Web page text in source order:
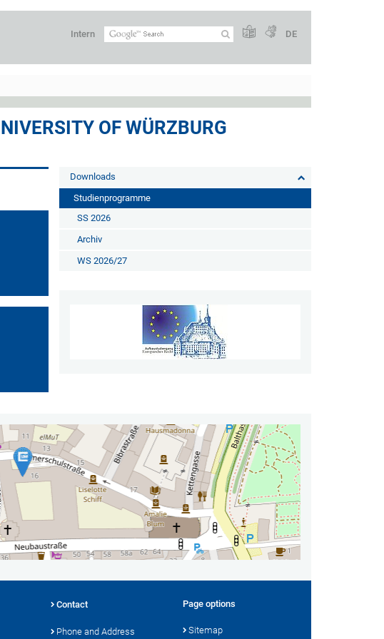
Intern DE
OF WÜRZBURG
Downloads
Studienprogramme
SS 2026
Archiv
WS 2026/27
Contact
Phone and Address
Page options
Sitemap